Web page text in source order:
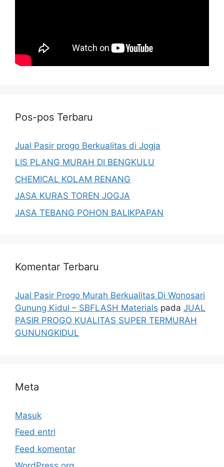
Pos-pos Terbaru
Jual Pasir progo Berkualitas di Jogja
LIS PLANG MURAH DI BENGKULU
CHEMICAL KOLAM RENANG
JASA KURAS TOREN JOGJA
JASA TEBANG POHON BALIKPAPAN
Komentar Terbaru
Jual Pasir Progo Murah Berkualitas Di Wonosari
Gunung Kidul – SBFLASH Materials pada JUAL
PASIR PROGO KUALITAS SUPER TERMURAH
GUNUNGKIDUL
Meta
Masuk
Feed entri
Feed komentar